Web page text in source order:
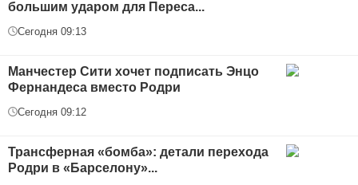
большим ударом для Переса...
Сегодня 09:13
Манчестер Сити хочет подписать Энцо
Фернандеса вместо Родри
Сегодня 09:12
Трансферная «бомба»: детали перехода
Родри в «Барселону»...